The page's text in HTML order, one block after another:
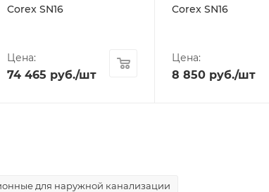
Corex SN16
Цена:
74 465 руб./шт
Corex SN16
Цена:
8 850 руб./шт
для наружной канализации